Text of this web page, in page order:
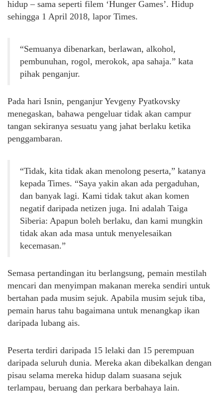
hidup – sama seperti filem ‘Hunger Games’. Hidup
sehingga 1 April 2018, lapor Times.
“Semuanya dibenarkan, berlawan, alkohol,
pembunuhan, rogol, merokok, apa sahaja.” kata
pihak penganjur.
Pada hari Isnin, penganjur Yevgeny Pyatkovsky
menegaskan, bahawa pengeluar tidak akan campur
tangan sekiranya sesuatu yang jahat berlaku ketika
penggambaran.
“Tidak, kita tidak akan menolong peserta,” katanya
kepada Times. “Saya yakin akan ada pergaduhan,
dan banyak lagi. Kami tidak takut akan komen
negatif daripada netizen juga. Ini adalah Taiga
Siberia: Apapun boleh berlaku, dan kami mungkin
tidak akan ada masa untuk menyelesaikan
kecemasan.”
Semasa pertandingan itu berlangsung, pemain mestilah
mencari dan menyimpan makanan mereka sendiri untuk
bertahan pada musim sejuk. Apabila musim sejuk tiba,
pemain harus tahu bagaimana untuk menangkap ikan
daripada lubang ais.
Peserta terdiri daripada 15 lelaki dan 15 perempuan
daripada seluruh dunia. Mereka akan dibekalkan dengan
pisau selama mereka hidup dalam suasana sejuk
terlampau, beruang dan perkara berbahaya lain.